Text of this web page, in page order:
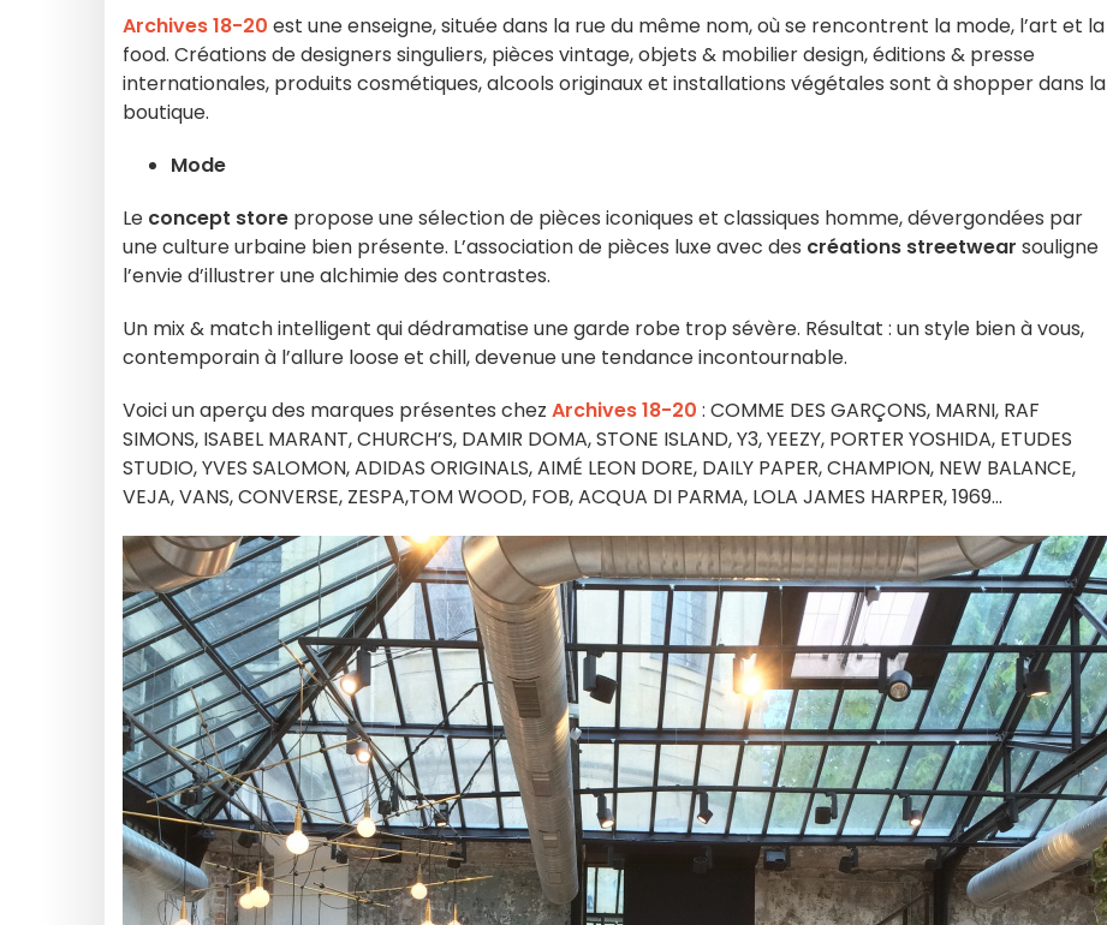
Archives 18-20 est une enseigne, située dans la rue du même nom, où se rencontrent la mode, l’art et la
food. Créations de designers singuliers, pièces vintage, objets & mobilier design, éditions & presse
internationales, produits cosmétiques, alcools originaux et installations végétales sont à shopper dans la
boutique.
Mode
Le concept store propose une sélection de pièces iconiques et classiques homme, dévergondées par
une culture urbaine bien présente. L’association de pièces luxe avec des créations streetwear souligne
l’envie d’illustrer une alchimie des contrastes.
Un mix & match intelligent qui dédramatise une garde robe trop sévère. Résultat : un style bien à vous,
contemporain à l’allure loose et chill, devenue une tendance incontournable.
Voici un aperçu des marques présentes chez Archives 18-20 : COMME DES GARÇONS, MARNI, RAF
SIMONS, ISABEL MARANT, CHURCH’S, DAMIR DOMA, STONE ISLAND, Y3, YEEZY, PORTER YOSHIDA, ETUDES
STUDIO, YVES SALOMON, ADIDAS ORIGINALS, AIMÉ LEON DORE, DAILY PAPER, CHAMPION, NEW BALANCE,
VEJA, VANS, CONVERSE, ZESPA,TOM WOOD, FOB, ACQUA DI PARMA, LOLA JAMES HARPER, 1969…